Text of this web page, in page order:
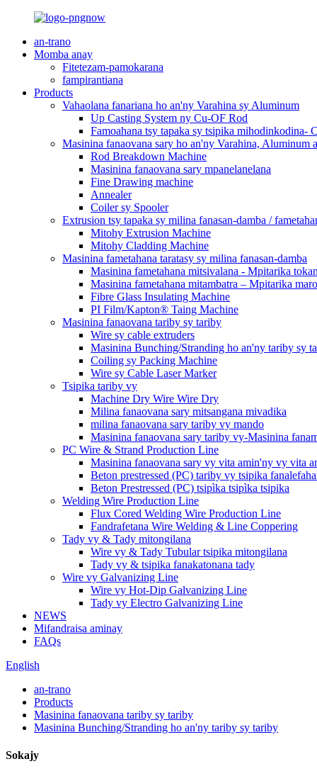
an-trano
Momba anay
Fitetezam-pamokarana
fampirantiana
Products
Vahaolana fanariana ho an'ny Varahina sy Aluminum
Up Casting System ny Cu-OF Rod
Famoahana tsy tapaka sy tsipika mihodinkodina-
Masinina fanaovana sary ho an'ny Varahina, Aluminum
Rod Breakdown Machine
Masinina fanaovana sary mpanelanelana
Fine Drawing machine
Annealer
Coiler sy Spooler
Extrusion tsy tapaka sy milina fanasan-damba /
Mitohy Extrusion Machine
Mitohy Cladding Machine
Masinina fametahana taratasy sy milina fanasan-damba
Masinina fametahana mitsivalana - Mpitarika
Masinina fametahana mitambatra – Mpitarika maro
Fibre Glass Insulating Machine
PI Film/Kapton® Taing Machine
Masinina fanaovana tariby sy tariby
Wire sy cable extruders
Masinina Bunching/Stranding ho an'ny tariby sy
Coiling sy Packing Machine
Wire sy Cable Laser Marker
Tsipika tariby vy
Machine Dry Wire Wire Dry
Milina fanaovana sary mitsangana mivadika
milina fanaovana sary tariby vy mando
Masinina fanaovana sary tariby vy-Masinina
PC Wire & Strand Production Line
Masinina fanaovana sary vy vita amin'ny vy vita
Beton prestressed (PC) tariby vy tsipika
Beton Prestressed (PC) tsipìka tsipìka tsipika
Welding Wire Production Line
Flux Cored Welding Wire Production Line
Fandrafetana Wire Welding & Line Coppering
Tady vy & Tady mitongilana
Wire vy & Tady Tubular tsipika mitongilana
Tady vy & tsipika fanakatonana tady
Wire vy Galvanizing Line
Wire vy Hot-Dip Galvanizing Line
Tady vy Electro Galvanizing Line
NEWS
Mifandraisa aminay
FAQs
English
an-trano
Products
Masinina fanaovana tariby sy tariby
Masinina Bunching/Stranding ho an'ny tariby sy tariby
Sokajy